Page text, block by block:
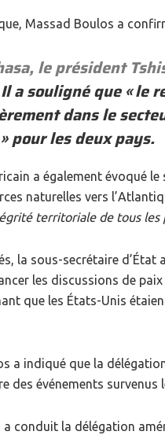
Massad Boulos a
le président
Il a souligné que «le
dans le
» pour les deux pays.
a également évoqué
naturelles vers
territoriale de tous les
la sous-secrétaire
les discussions de
que les États-Unis
a indiqué que la
des événements survenus
a conduit la délégation